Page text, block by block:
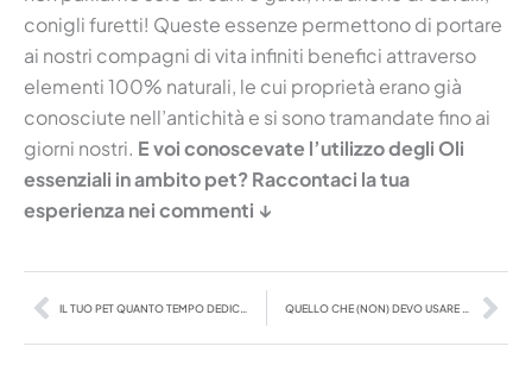
conigli furetti! Queste essenze permettono di portare
ai nostri compagni di vita infiniti benefici attraverso
elementi 100% naturali, le cui proprietà erano già
conosciute nell’antichità e si sono tramandate fino ai
giorni nostri. E voi conoscevate l’utilizzo degli Oli
essenziali in ambito pet?Raccontaci la tua
esperienza nei commenti ↓
Precedente